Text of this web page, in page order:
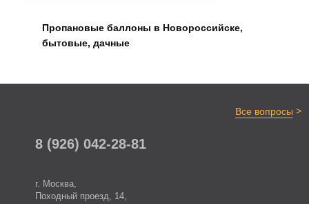
Пропановые баллоны в Новороссийске,
бытовые, дачные
Все вопросы >
8 (926) 042-28-81
г. Москва,
Походный проезд, 14,